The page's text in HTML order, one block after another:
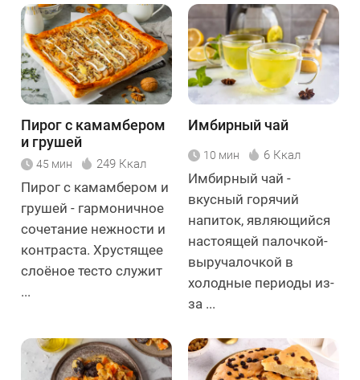
Пирог с камамбером
и грушей
45 мин 249 Ккал
Пирог с камамбером и
грушей - гармоничное
сочетание нежности и
контраста. Хрустящее
слоёное тесто служит
...
Имбирный чай
10 мин 6 Ккал
Имбирный чай -
вкусный горячий
напиток, являющийся
настоящей палочкой-
выручалочкой в
холодные периоды из-
за ...